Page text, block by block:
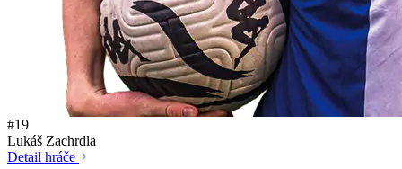
#19
Lukáš Zachrdla
Detail hráče